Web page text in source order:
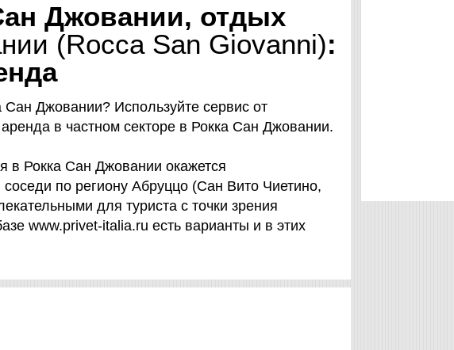
Джовании, отдых
(Rocca San Giovanni):
Джовании? Используйте сервис от
в частном секторе в Рокка Сан Джовании.
в Рокка Сан Джовании окажется
по региону Абруццо (Сан Вито Чиетино,
для туриста с точки зрения
www.privet-italia.ru есть варианты и в этих